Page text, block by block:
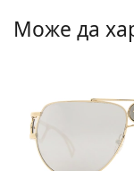
Може да